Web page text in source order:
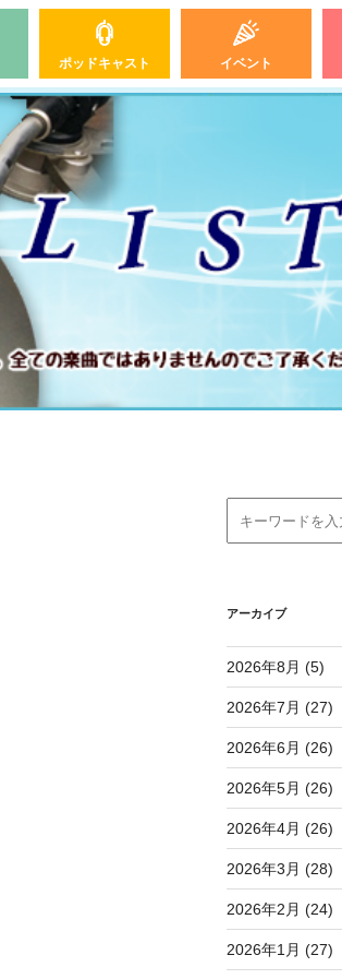
ポッドキャスト イベント
アーカイブ
2026年8月 (5)
2026年7月 (27)
2026年6月 (26)
2026年5月 (26)
2026年4月 (26)
2026年3月 (28)
2026年2月 (24)
2026年1月 (27)